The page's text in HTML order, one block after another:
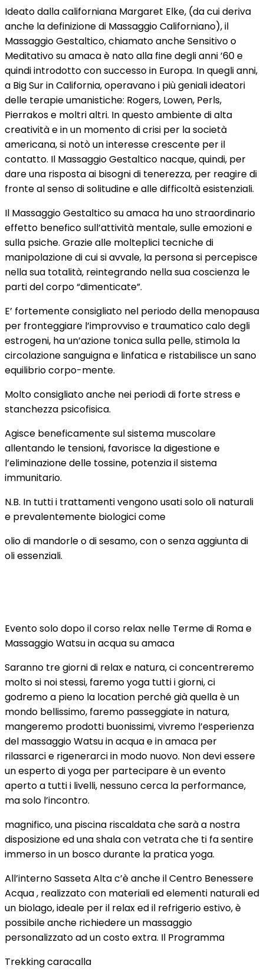
Ideato dalla californiana Margaret Elke, (da cui deriva
anche la definizione di Massaggio Californiano), il
Massaggio Gestaltico, chiamato anche Sensitivo o
Meditativo su amaca è nato alla fine degli anni ’60 e
quindi introdotto con successo in Europa. In quegli anni,
a Big Sur in California, operavano i più geniali ideatori
delle terapie umanistiche: Rogers, Lowen, Perls,
Pierrakos e moltri altri. In questo ambiente di alta
creatività e in un momento di crisi per la società
americana, si notò un interesse crescente per il
contatto. Il Massaggio Gestaltico nacque, quindi, per
dare una risposta ai bisogni di tenerezza, per reagire di
fronte al senso di solitudine e alle difficoltà esistenziali.
Il Massaggio Gestaltico su amaca ha uno straordinario
effetto benefico sull’attività mentale, sulle emozioni e
sulla psiche. Grazie alle molteplici tecniche di
manipolazione di cui si avvale, la persona si percepisce
nella sua totalità, reintegrando nella sua coscienza le
parti del corpo “dimenticate”.
E’ fortemente consigliato nel periodo della menopausa
per fronteggiare l’improvviso e traumatico calo degli
estrogeni, ha un’azione tonica sulla pelle, stimola la
circolazione sanguigna e linfatica e ristabilisce un sano
equilibrio corpo-mente.
Molto consigliato anche nei periodi di forte stress e
stanchezza psicofisica.
Agisce beneficamente sul sistema muscolare
allentando le tensioni, favorisce la digestione e
l’eliminazione delle tossine, potenzia il sistema
immunitario.
N.B. In tutti i trattamenti vengono usati solo oli naturali
e prevalentemente biologici come
olio di mandorle o di sesamo, con o senza aggiunta di
oli essenziali.
Evento solo dopo il corso relax nelle Terme di Roma e
Massaggio Watsu in acqua su amaca
Saranno tre giorni di relax e natura, ci concentreremo
molto si noi stessi, faremo yoga tutti i giorni, ci
godremo a pieno la location perché già quella è un
mondo bellissimo, faremo passeggiate in natura,
mangeremo prodotti buonissimi, vivremo l’esperienza
del massaggio Watsu in acqua e in amaca per
rilassarci e rigenerarci in modo nuovo. Non devi essere
un esperto di yoga per partecipare è un evento
aperto a tutti i livelli, nessuno cerca la performance,
ma solo l’incontro.
magnifico, una piscina riscaldata che sarà a nostra
disposizione ed una shala con vetrata che ti fa sentire
immerso in un bosco durante la pratica yoga.
All’interno Sasseta Alta c’è anche il Centro Benessere
Acqua , realizzato con materiali ed elementi naturali ed
un biolago, ideale per il relax ed il refrigerio estivo, è
possibile anche richiedere un massaggio
personalizzato ad un costo extra. Il Programma
Trekking caracalla